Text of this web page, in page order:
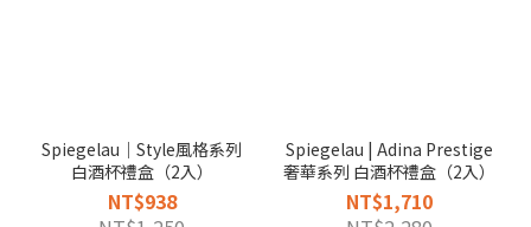
Spiegelau｜Style風格系列
白酒杯禮盒（2入）
NT$938
Spiegelau | Adina Prestige
奢華系列 白酒杯禮盒（2入）
NT$1,710